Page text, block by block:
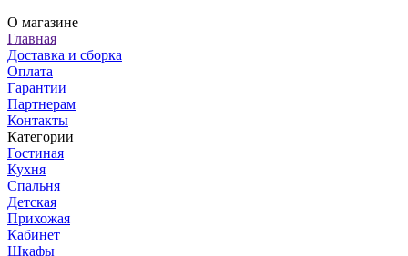
О магазине
Главная
Доставка и сборка
Оплата
Гарантии
Партнерам
Контакты
Категории
Гостиная
Кухня
Спальня
Детская
Прихожая
Кабинет
Шкафы